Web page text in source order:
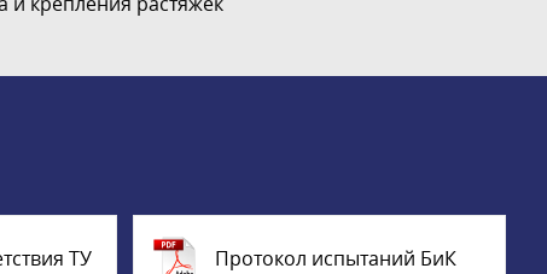
ТУ Протокол испытаний БиК